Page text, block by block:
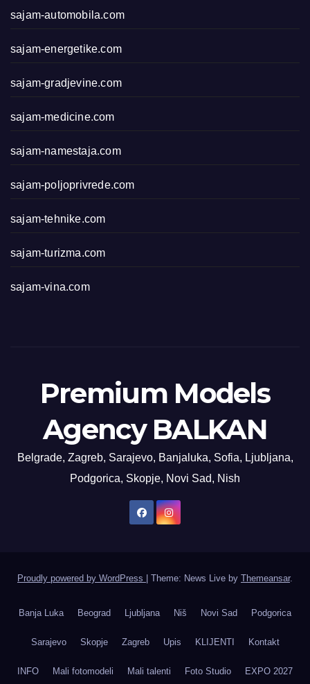
sajam-automobila.com
sajam-energetike.com
sajam-gradjevine.com
sajam-medicine.com
sajam-namestaja.com
sajam-poljoprivrede.com
sajam-tehnike.com
sajam-turizma.com
sajam-vina.com
Premium Models
Agency BALKAN
Belgrade, Zagreb, Sarajevo, Banjaluka, Sofia, Ljubljana,
Podgorica, Skopje, Novi Sad, Nish
Proudly powered by WordPress Theme: News Live by Themeansar.
Banja Luka Beograd Ljubljana Niš Novi Sad Podgorica
Sarajevo Skopje Zagreb Upis KLIJENTI Kontakt
INFO Mali fotomodeli Mali talenti Foto Studio EXPO 2027